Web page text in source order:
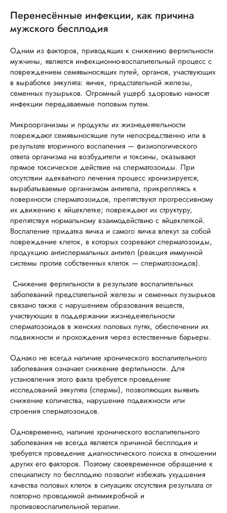
Перенесённые инфекции, как причина
мужского бесплодия
Одним из факторов, приводящих к снижению фертильности
мужчины, является инфекционно-воспалительный процесс с
повреждением семявыносящих путей, органов, участвующих
в выработке эякулята: яичек, предстательной железы,
семенных пузырьков. Огромный ущерб здоровью наносят
инфекции передаваемые половым путем.
Микроорганизмы и продукты их жизнедеятельности
повреждают семявыносящие пути непосредственно или в
результате вторичного воспаления — физиологического
ответа организма на возбудители и токсины, оказывают
прямое токсическое действие на сперматозоиды. При
отсутствии адекватного лечения процесс хронизируется,
вырабатываемые организмом антитела, прикрепляясь к
поверхности сперматозоидов, препятствуют прогрессивному
их движению к яйцеклетке; повреждают их структуру,
препятствуя нормальному взаимодействию с яйцеклеткой.
Воспаление придатка яичка и самого яичка влекут за собой
повреждение клеток, в которых созревают сперматозоиды,
продукцию антиспермальных антител (реакция иммунной
системы против собственных клеток — сперматозоидов).
Снижение фертильности в результате воспалительных
заболеваний предстательной железы и семенных пузырьков
связано также с нарушением образования веществ,
участвующих в поддержании жизнедеятельности
сперматозоидов в женских половых путях, обеспечении их
подвижности и прохождения через естественные барьеры.
Однако не всегда наличие хронического воспалительного
заболевания означает снижение фертильности. Для
установления этого факта требуется проведение
исследований эякулята (спермы), позволяющих выявить
снижение количества, нарушение подвижности или
строения сперматозоидов.
Одновременно, наличие хронического воспалительного
заболевания не всегда является причиной бесплодия и
требуется проведение диагностического поиска в отношении
других его факторов. Поэтому своевременное обращение к
специалисту по бесплодию позволит избежать ухудшения
качества половых клеток в ситуациях отсутствия результата от
повторно проводимой антимикробной и
противовоспалительной терапии.